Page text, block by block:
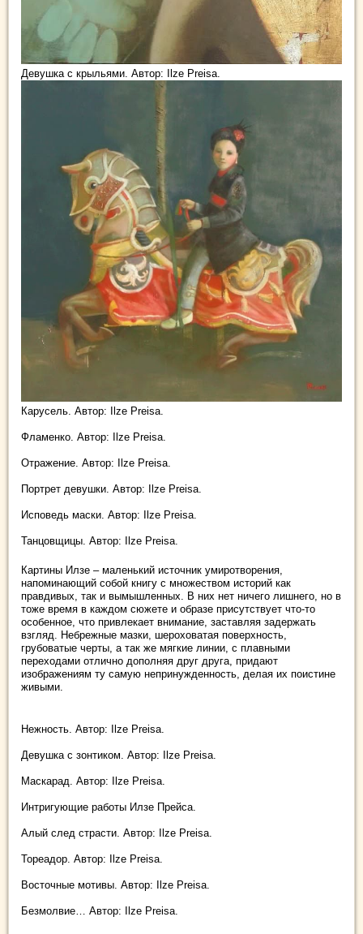
Девушка с крыльями. Автор: Ilze Preisa.
Карусель. Автор: Ilze Preisa.
Фламенко. Автор: Ilze Preisa.
Отражение. Автор: Ilze Preisa.
Портрет девушки. Автор: Ilze Preisa.
Исповедь маски. Автор: Ilze Preisa.
Танцовщицы. Автор: Ilze Preisa.
Картины Илзе – маленький источник умиротворения,
напоминающий собой книгу с множеством историй как
правдивых, так и вымышленных. В них нет ничего лишнего, но в
тоже время в каждом сюжете и образе присутствует что-то
особенное, что привлекает внимание, заставляя задержать
взгляд. Небрежные мазки, шероховатая поверхность,
грубоватые черты, а так же мягкие линии, с плавными
переходами отлично дополняя друг друга, придают
изображениям ту самую непринужденность, делая их поистине
живыми.
Нежность. Автор: Ilze Preisa.
Девушка с зонтиком. Автор: Ilze Preisa.
Маскарад. Автор: Ilze Preisa.
Интригующие работы Илзе Прейса.
Алый след страсти. Автор: Ilze Preisa.
Тореадор. Автор: Ilze Preisa.
Восточные мотивы. Автор: Ilze Preisa.
Безмолвие… Автор: Ilze Preisa.